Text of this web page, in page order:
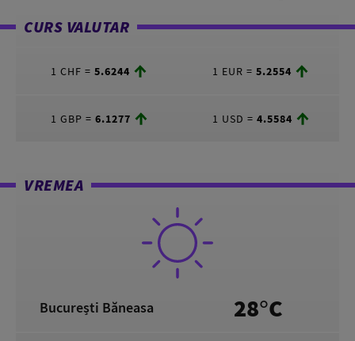
CURS VALUTAR
1 CHF = 5.6244 1 EUR = 5.2554
1 GBP = 6.1277 1 USD = 4.5584
VREMEA
București Băneasa 28°C